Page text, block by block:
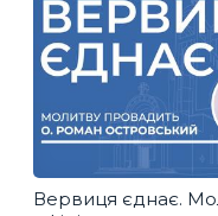
Вервиця єднає.